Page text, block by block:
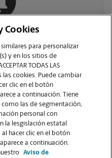
LA TIENDA
Cookies
para personalizar
y en los sitios de
TODAS LAS
las cookies. Puede cambiar
clic en el botón
a continuación. Tiene
las de segmentación,
personal con
la lesgislación estatal
hacer clic en el botón
aparece a continuación.
Aviso de